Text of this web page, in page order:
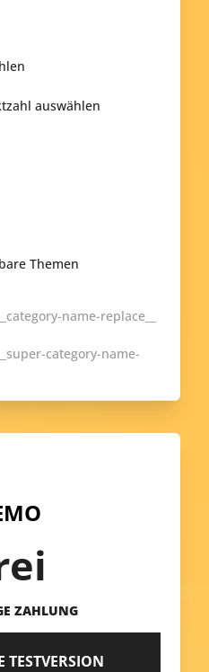
ZAHLUNG
TESTVERSION
auswählen
Themen
name-replace__
category-name-